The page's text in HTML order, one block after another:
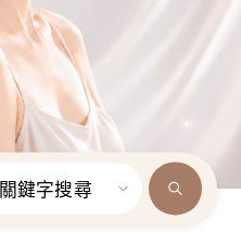
關鍵字搜尋